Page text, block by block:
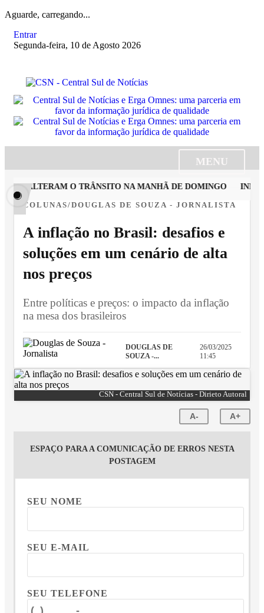
Aguarde, carregando...
Entrar
Segunda-feira, 10 de Agosto 2026
MENU
ALTERAM O TRÂNSITO NA MANHÃ DE DOMINGO INMET
COLUNAS/DOUGLAS DE SOUZA - JORNALISTA
A inflação no Brasil: desafios e
soluções em um cenário de alta
nos preços
Entre políticas e preços: o impacto da inflação
na mesa dos brasileiros
DOUGLAS DE
SOUZA -...
26/03/2025
11:45
CSN - Central Sul de Notícias - Dirieto Autoral
A- A+
ESPAÇO PARA A COMUNICAÇÃO DE ERROS NESTA
POSTAGEM
SEU NOME
SEU E-MAIL
SEU TELEFONE